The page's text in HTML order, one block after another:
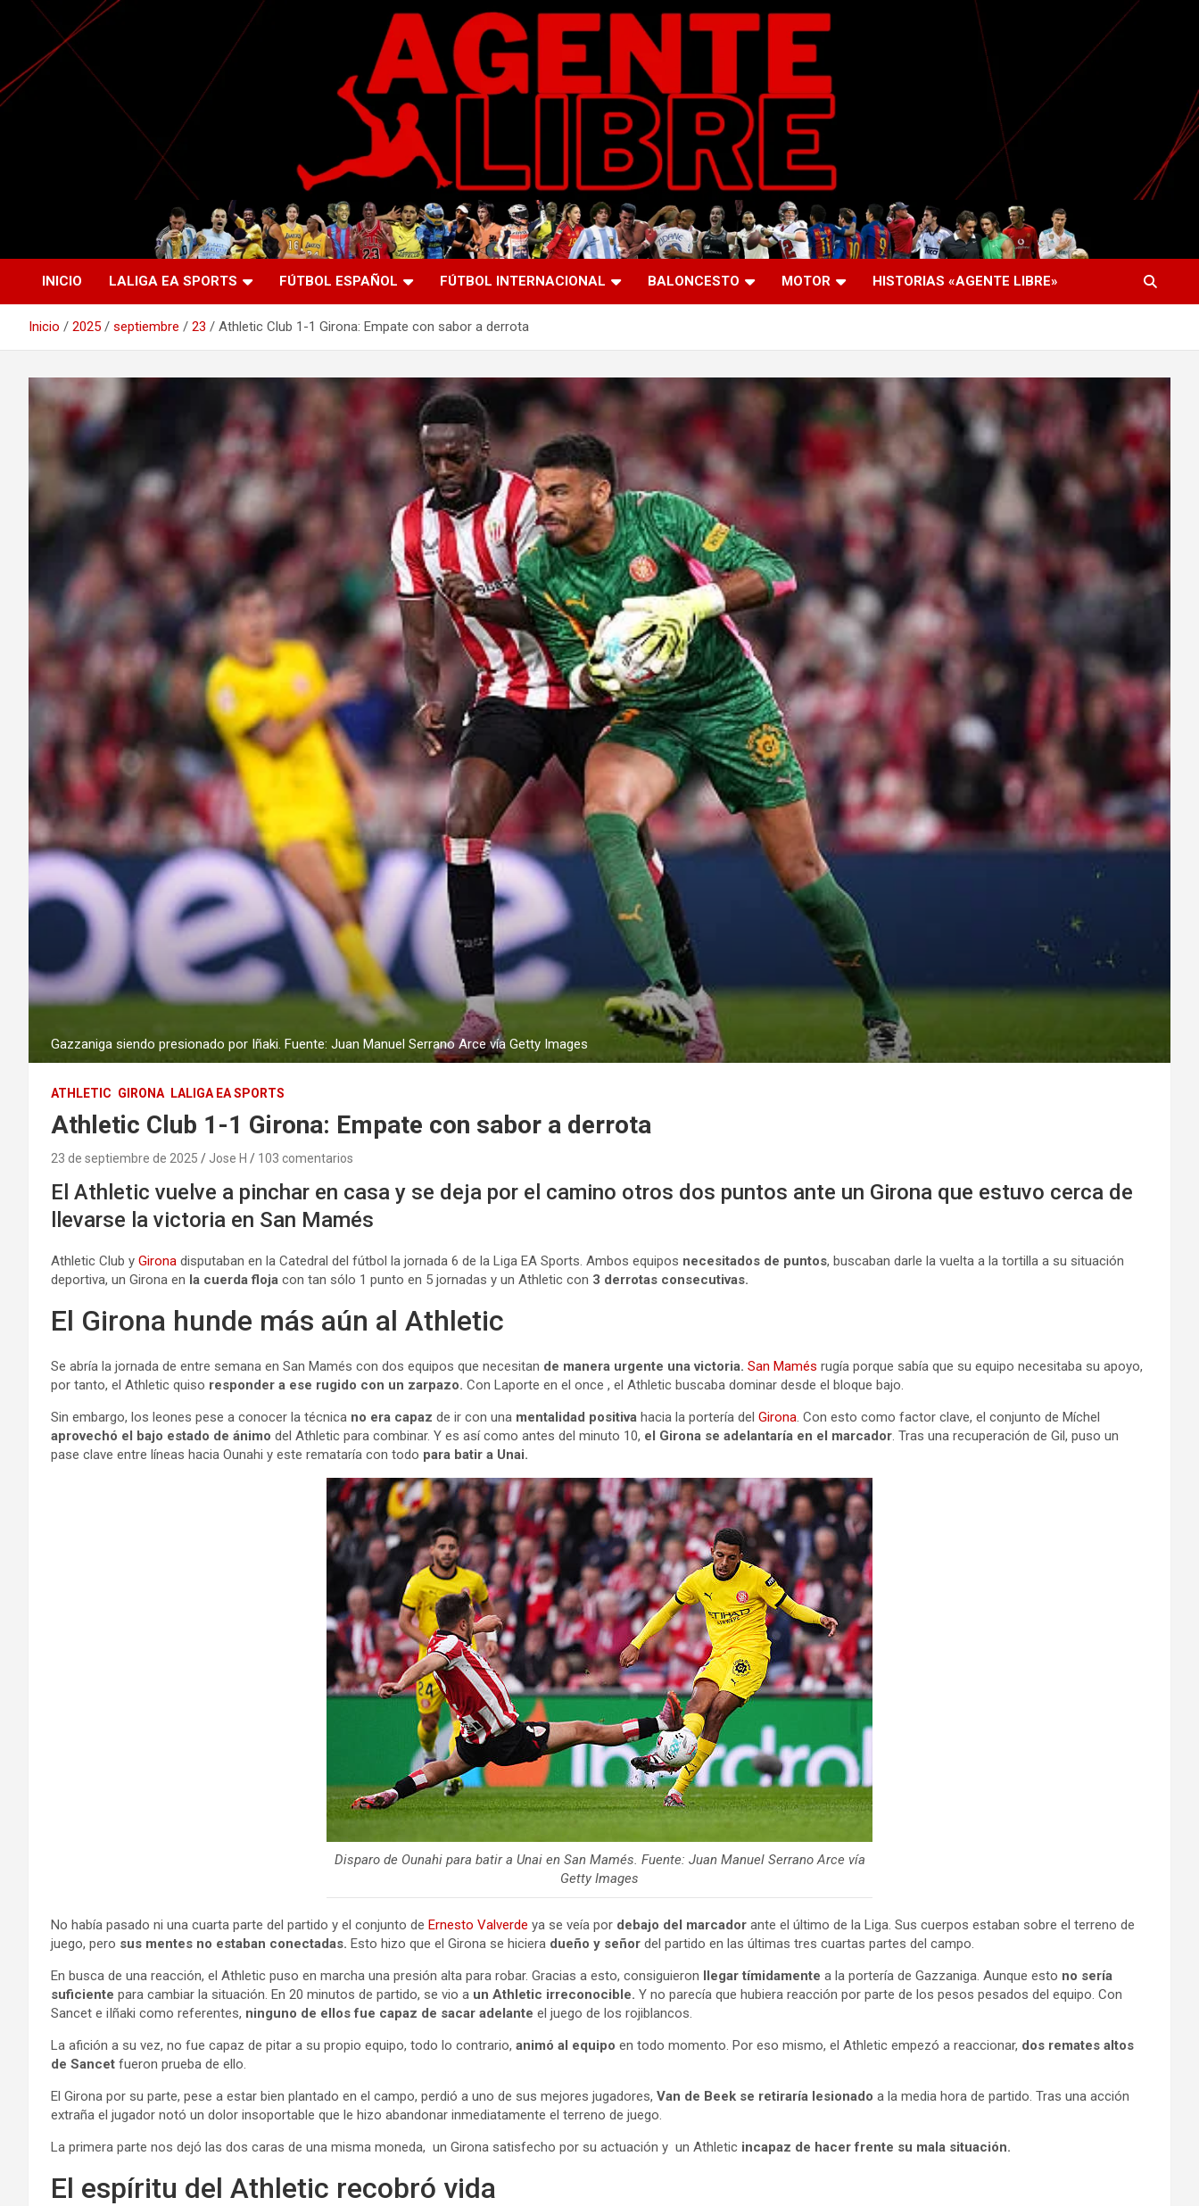
Saltar
contenido
Agente Libre Digital
La nueva generación del periodismo deportivo.
INICIO LALIGA EA SPORTS FÚTBOL ESPAÑOL FÚTBOL INTERNACIONAL BALONCESTO MOTOR HISTORIAS «AGENTE LIBRE»
Inicio 2025 septiembre 23 Athletic Club 1-1 Girona: Empate con sabor a derrota
Gazzaniga siendo presionado por Iñaki. Fuente: Juan Manuel Serrano Arce vía Getty Images
ATHLETIC GIRONA LALIGA EA SPORTS
Athletic Club 1-1 Girona: Empate con sabor a derrota
23 de septiembre de 2025 Jose H 103 comentarios
El Athletic vuelve a pinchar en casa y se deja por el camino otros dos puntos ante un Girona que estuvo cerca de
llevarse la victoria en San Mamés
Athletic Club y Girona disputaban en la Catedral del fútbol la jornada 6 de la Liga EA Sports. Ambos equipos necesitados de puntos, buscaban darle la vuelta a la tortilla a su situación
deportiva, un Girona en la cuerda floja con tan sólo 1 punto en 5 jornadas y un Athletic con 3 derrotas consecutivas.
El Girona hunde más aún al Athletic
Se abría la jornada de entre semana en San Mamés con dos equipos que necesitan de manera urgente una victoria. San Mamés rugía porque sabía que su equipo necesitaba su apoyo,
por tanto, el Athletic quiso responder a ese rugido con un zarpazo. Con Laporte en el once , el Athletic buscaba dominar desde el bloque bajo.
Sin embargo, los leones pese a conocer la técnica no era capaz de ir con una mentalidad positiva hacia la portería del Girona. Con esto como factor clave, el conjunto de Míchel
aprovechó el bajo estado de ánimo del Athletic para combinar. Y es así como antes del minuto 10, el Girona se adelantaría en el marcador. Tras una recuperación de Gil, puso un
pase clave entre líneas hacia Ounahi y este remataría con todo para batir a Unai.
Disparo de Ounahi para batir a Unai en San Mamés. Fuente: Juan Manuel Serrano Arce vía
Getty Images
No había pasado ni una cuarta parte del partido y el conjunto de Ernesto Valverde ya se veía por debajo del marcador ante el último de la Liga. Sus cuerpos estaban sobre el terreno de
juego, pero sus mentes no estaban conectadas. Esto hizo que el Girona se hiciera dueño y señor del partido en las últimas tres cuartas partes del campo.
En busca de una reacción, el Athletic puso en marcha una presión alta para robar. Gracias a esto, consiguieron llegar tímidamente a la portería de Gazzaniga. Aunque esto no sería
suficiente para cambiar la situación. En 20 minutos de partido, se vio a un Athletic irreconocible. Y no parecía que hubiera reacción por parte de los pesos pesados del equipo. Con
Sancet e iIñaki como referentes, ninguno de ellos fue capaz de sacar adelante el juego de los rojiblancos.
La afición a su vez, no fue capaz de pitar a su propio equipo, todo lo contrario, animó al equipo en todo momento. Por eso mismo, el Athletic empezó a reaccionar, dos remates altos
de Sancet fueron prueba de ello.
El Girona por su parte, pese a estar bien plantado en el campo, perdió a uno de sus mejores jugadores, Van de Beek se retiraría lesionado a la media hora de partido. Tras una acción
extraña el jugador notó un dolor insoportable que le hizo abandonar inmediatamente el terreno de juego.
La primera parte nos dejó las dos caras de una misma moneda, un Girona satisfecho por su actuación y un Athletic incapaz de hacer frente su mala situación.
El espíritu del Athletic recobró vida